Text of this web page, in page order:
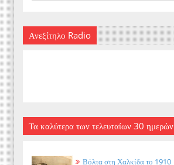
Ανεξίτηλο Radio
Τα καλύτερα των τελευταίων 30 ημερών
Βόλτα στη Χαλκίδα το 1910